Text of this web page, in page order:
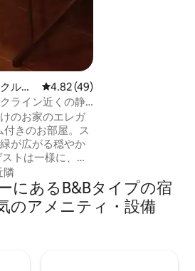
ルア
レビュー49件、5つ星中4.82つ
4.82 (49)
ライン近くの静
のお家のエレガ
付きのお部屋。ス
が広がる穏やか
かいと表現して
レインシャワー
強力なWi-Fi、ユ
ポート、ダイ
隣
にあるB&Bタイプの宿
のアメニティ・設備